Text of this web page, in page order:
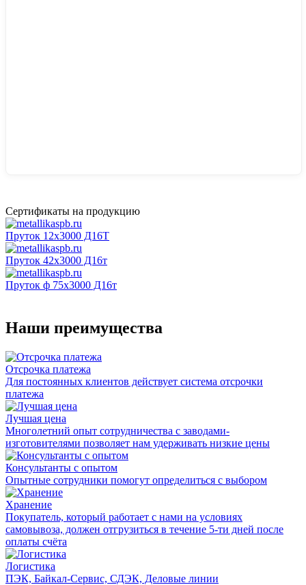
Сертификаты на продукцию
Пруток 12х3000 Д16Т
Пруток 42х3000 Д16т
Пруток ф 75х3000 Д16т
Наши преимущества
Отсрочка платежа
Для постоянных клиентов действует система отсрочки
платежа
Лучшая цена
Многолетний опыт сотрудничества с заводами-
изготовителями позволяет нам удерживать низкие цены
Консультанты с опытом
Опытные сотрудники помогут определиться с выбором
Хранение
Покупатель, который работает с нами на условиях
самовывоза, должен отгрузиться в течение 5-ти дней после
оплаты счёта
Логистика
ПЭК, Байкал-Сервис, СДЭК, Деловые линии